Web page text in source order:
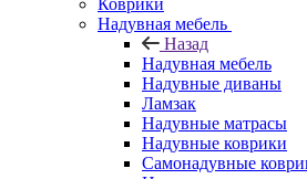
Коврики
Надувная мебель
Назад
Надувная мебель
Надувные диваны
Ламзак
Надувные матрасы
Надувные коврики
Самонадувные